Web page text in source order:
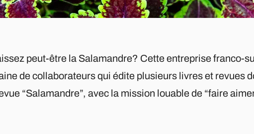
peut-être la Salamandre? Cette entreprise franco-
de collaborateurs qui édite plusieurs livres et revues
“Salamandre”, avec la mission louable de “faire